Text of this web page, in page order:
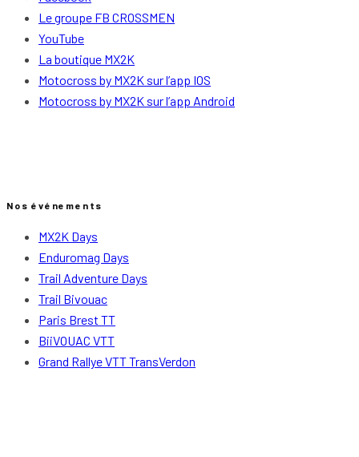
Le groupe FB CROSSMEN
YouTube
La boutique MX2K
Motocross by MX2K sur l’app IOS
Motocross by MX2K sur l’app Android
Nos événements
MX2K Days
Enduromag Days
Trail Adventure Days
Trail Bivouac
Paris Brest TT
BiiVOUAC VTT
Grand Rallye VTT TransVerdon